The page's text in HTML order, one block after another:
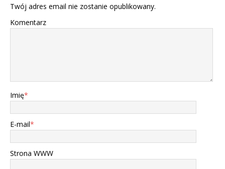
Twój adres email nie zostanie opublikowany.
Komentarz
Imię*
E-mail*
Strona WWW